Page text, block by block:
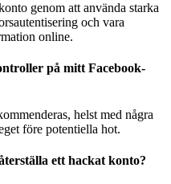
genom att använda starka
och vara
online.
på mitt Facebook-
helst med några
före potentiella hot.
ett hackat konto?